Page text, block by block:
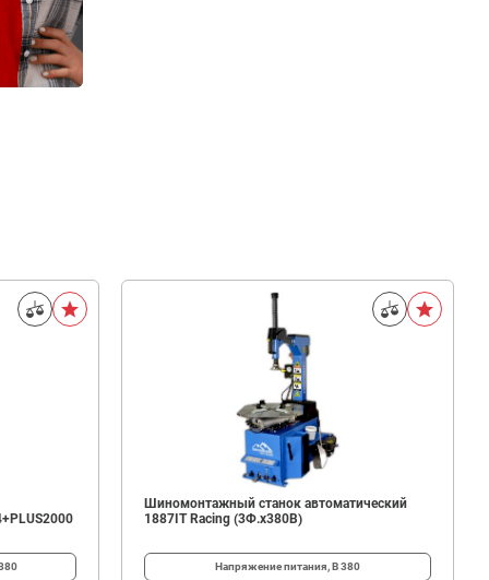
Шиномонтажный станок автоматический
1887IT Racing (3Ф.х380В)
Напряжение питания, В380